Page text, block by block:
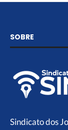
SOBRE
Sindicato dos